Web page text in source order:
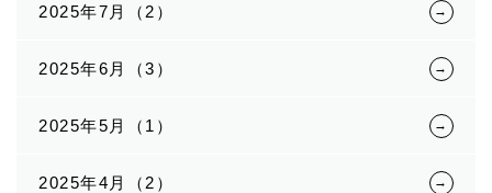
2025年7月（2）
2025年6月（3）
2025年5月（1）
2025年4月（2）